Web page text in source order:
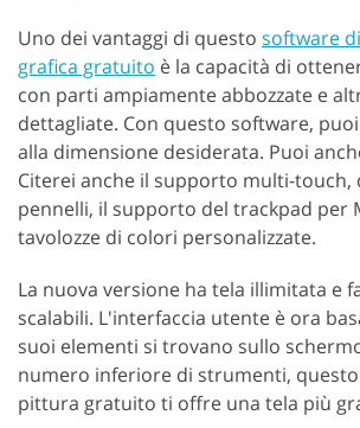
Uno dei vantaggi di questo software
grafica gratuito è la capacità di
con parti ampiamente abbozzate e
dettagliate. Con questo software,
alla dimensione desiderata. Puoi
Citerei anche il supporto multi-touch,
pennelli, il supporto del trackpad per
tavolozze di colori personalizzate.
La nuova versione ha tela illimitata e
scalabili. L'interfaccia utente è ora
suoi elementi si trovano sullo
numero inferiore di strumenti,
pittura gratuito ti offre una tela più